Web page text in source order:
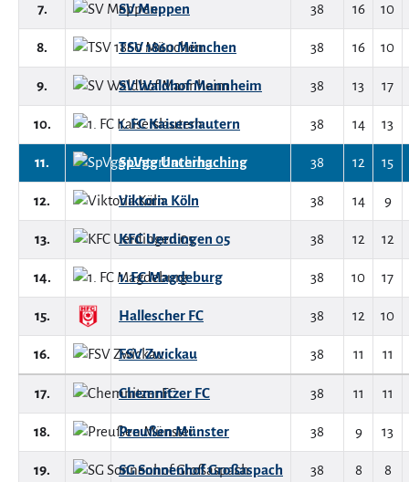
7. SV Meppen 38 16 10
8. TSV 1860 München 38 16 10
9. SV Waldhof Mannheim 38 13 17
10. 1. FC Kaiserslautern 38 14 13
11. SpVgg Unterhaching 38 12 15
12. Viktoria Köln 38 14 9
13. KFC Uerdingen 05 38 12 12
14. 1. FC Magdeburg 38 10 17
15. Hallescher FC 38 12 10
16. FSV Zwickau 38 11 11
17. Chemnitzer FC 38 11 11
18. Preußen Münster 38 9 13
19. SG Sonnenhof Großaspach 38 8 8